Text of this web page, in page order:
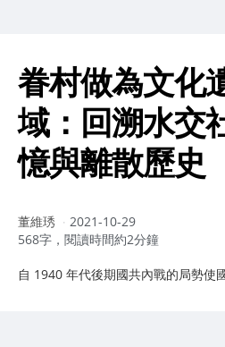
眷村做為文化
域：回溯水交
憶與離散歷史
作
者：
董維琇
2021-10-29
568字，閱讀時間約2分鐘
自 1940 年代後期國共內戰的局勢使